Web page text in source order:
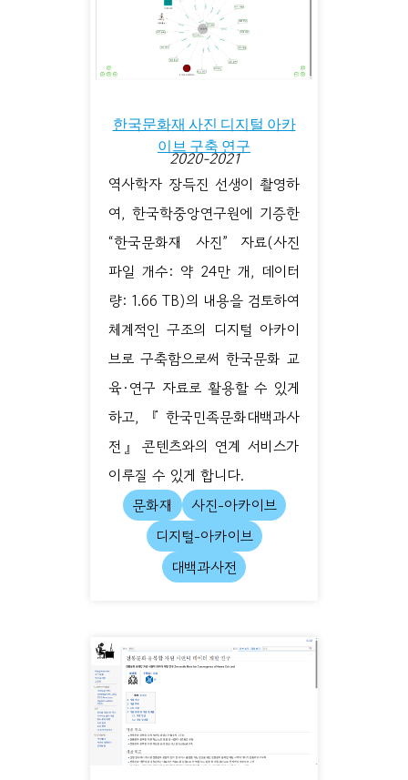
한국문화재 사진 디지털 아카
이브 구축 연구
2020-2021
역사학자 장득진 선생이 촬영하
여, 한국학중앙연구원에 기증한
“한국문화재 사진” 자료(사진
파일 개수: 약 24만 개, 데이터
량: 1.66 TB)의 내용을 검토하여
체계적인 구조의 디지털 아카이
브로 구축함으로써 한국문화 교
육·연구 자료로 활용할 수 있게
하고, 『한국민족문화대백과사
전』 콘텐츠와의 연계 서비스가
이루질 수 있게 합니다.
문화재
사진-아카이브
디지털-아카이브
대백과사전